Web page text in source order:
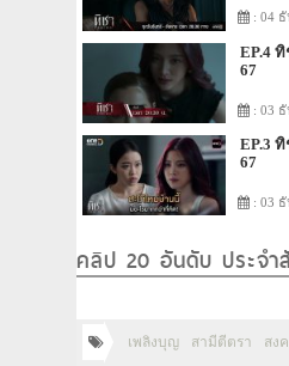
: 04
EP.4
67
: 03
EP.3
67
: 03
คลิป 20 อันดับ ประจำ
เพลิงบุญ สามีตีตรา สง